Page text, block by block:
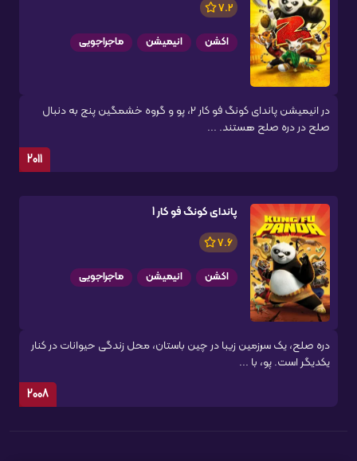
7.2
اکشن انیمیشن ماجراجویی
در انیمیشن پاندای کونگ فو کار 2، پو و گروه خشمگین پنج به دنبال
صلح در دره صلح هستند. ...
2011
پاندای کونگ فو کار 1
7.6
اکشن انیمیشن ماجراجویی
دره صلح، یک سرزمین زیبا در چین باستان، محل زندگی حیوانات در کنار
یکدیگر است. پو، با ...
2008